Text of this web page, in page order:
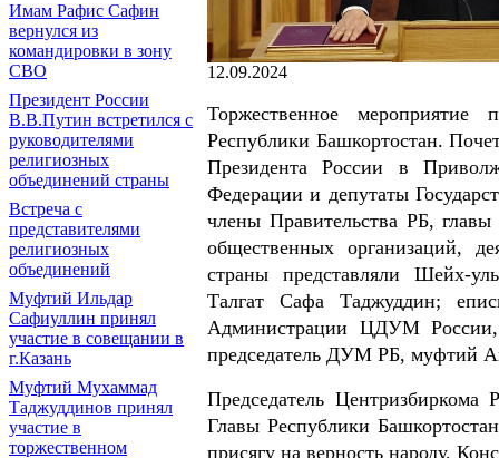
Имам Рафис Сафин
вернулся из
командировки в зону
СВО
Президент России
В.В.Путин встретился с
руководителями
религиозных
объединений страны
Встреча с
представителями
религиозных
объединений
Муфтий Ильдар
Сафиуллин принял
участие в совещании в
г.Казань
Муфтий Мухаммад
Таджуддинов принял
участие в
торжественном
12.09.2024
Торжественное
Республики Башкортостан.
Президента России в
Федерации и депутаты
члены Правительства РБ,
общественных организаций,
страны представляли Шейх-
Талгат Сафа Таджуддин;
Администрации ЦДУМ
председатель ДУМ РБ, муфтий
Председатель
Главы Республики
присягу на верность народу,